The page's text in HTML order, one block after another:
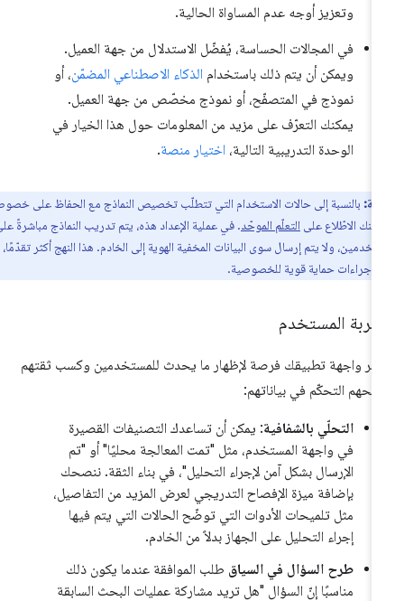
وتعزيز أوجه عدم المساواة الحالية.
في المجالات الحساسة، يُفضّل الاستدلال من جهة العميل.
ويمكن أن يتم ذلك باستخدامالذكاء الاصطناعي المضمّن، أو
نموذج في المتصفّح، أو نموذج مخصّص من جهة العميل.
يمكنك التعرّف على مزيد من المعلومات حول هذا الخيار في
الوحدة التدريبية التالية،اختيار منصة.
بالنسبة إلى حالات الاستخدام التي تتطلّب تخصيص النماذج مع الحفاظ على خصوصية
الاطّلاع على التعلّم الموحّد. في عملية الإعداد هذه، يتم تدريب النماذج مباشرةً على
ولا يتم إرسال سوى البيانات المخفية الهوية إلى الخادم. هذا النهج أكثر تقدّمًا،
إجراءات حماية قوية للخصوصية.
المستخدم
واجهة تطبيقك فرصة لإظهار ما يحدث للمستخدمين وكسب ثقتهم
التحكّم في بياناتهم:
التحلّي بالشفافية: يمكن أن تساعدك التصنيفات القصيرة
في واجهة المستخدم، مثل "تمت المعالجة محليًا" أو "تم
الإرسال بشكل آمن لإجراء التحليل"، في بناء الثقة. ننصحك
بإضافة ميزة الإفصاح التدريجي لعرض المزيد من التفاصيل،
مثل تلميحات الأدوات التي توضّح الحالات التي يتم فيها
إجراء التحليل على الجهاز بدلاً من الخادم.
طرح السؤال في السياقطلب الموافقة عندما يكون ذلك
مناسبًا إنّ السؤال "هل تريد مشاركة عمليات البحث السابقة